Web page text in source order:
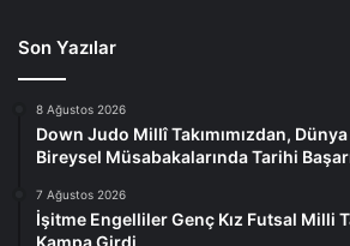
Son Yazılar
8 Ağustos 2026
Down Judo Millî Takımımızdan,
Bireysel Müsabakalarında Tarihi
7 Ağustos 2026
İşitme Engelliler Genç Kız Futsal Milli